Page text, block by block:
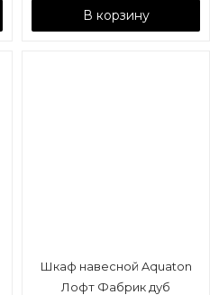
В корзину
Шкаф навесной Aquaton
Лофт Фабрик дуб